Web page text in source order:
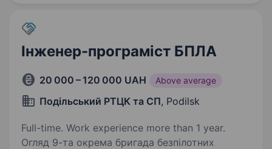
Інженер-програміст БПЛА
20 000 – 120 000 UAH Above average
Подільський РТЦК та СП, Podilsk
Full-time. Work experience more than 1 year.
Огляд 9-та окрема бригада безпілотних